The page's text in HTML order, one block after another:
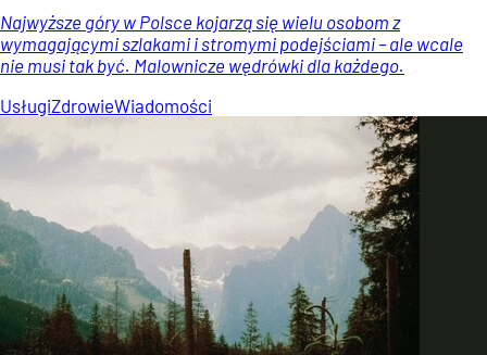
Najwyższe góry w Polsce kojarzą się wielu osobom z
wymagającymi szlakami i stromymi podejściami – ale wcale
nie musi tak być. Malownicze wędrówki dla każdego.
UsługiZdrowieWiadomości